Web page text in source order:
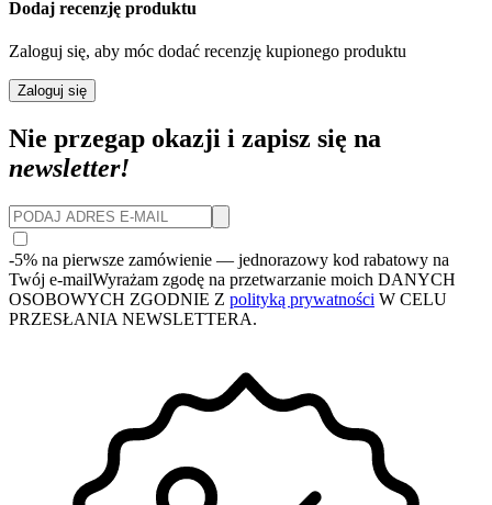
Dodaj recenzję produktu
Zaloguj się, aby móc dodać recenzję kupionego produktu
Zaloguj się
Nie przegap okazji i zapisz się na
newsletter!
-5% na pierwsze zamówienie — jednorazowy kod rabatowy na
Twój e-mailWyrażam zgodę na przetwarzanie moich DANYCH
OSOBOWYCH ZGODNIE Z polityką prywatności W CELU
PRZESŁANIA NEWSLETTERA.